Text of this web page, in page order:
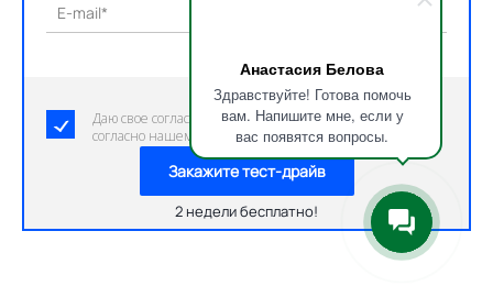
Анастасия Белова
Здравствуйте! Готова помочь
вам. Напишите мне, если у
вас появятся вопросы.
E-mail*
Даю свое согласие на обработку персональных данных
согласно нашему пользовательскому соглашению.
Закажите тест-драйв
2 недели бесплатно!